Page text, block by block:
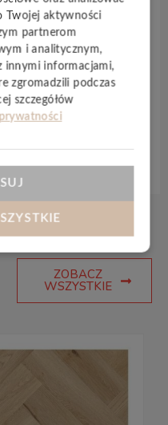
interpretuje piękno
ścieralności
estetykę na lata.
wnętrza, w których
smakiem życia.
ZOBACZ
WSZYSTKIE
Twojej aktywności
partnerom
i analitycznym,
innymi informacjami,
zgromadzili podczas
szczegółów